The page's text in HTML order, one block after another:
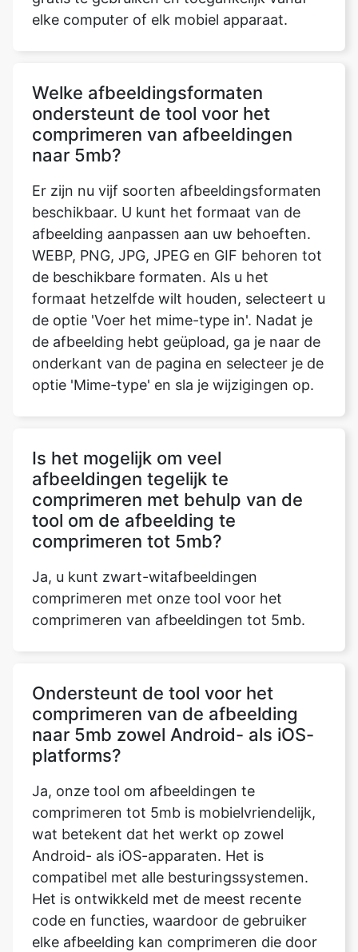
Welke afbeeldingsformaten
naar 5mb?
Er zijn nu vijf soorten afbeeldingsformaten
beschikbaar. U kunt het formaat van de
WEBP, PNG, JPG, JPEG en GIF behoren tot
de beschikbare formaten. Als u het
formaat hetzelfde wilt houden, selecteert u
de optie 'Voer het mime-type in'. Nadat je
de afbeelding hebt geüpload, ga je naar de
onderkant van de pagina en selecteer je de
optie 'Mime-type' en sla je wijzigingen op.
Is het mogelijk om veel
tool om de afbeelding te
comprimeren tot 5mb?
Ja, u kunt zwart-witafbeeldingen
comprimeren met onze tool voor het
Ondersteunt de tool voor het
platforms?
Ja, onze tool om afbeeldingen te
comprimeren tot 5mb is mobielvriendelijk,
Android- als iOS-apparaten. Het is
compatibel met alle besturingssystemen.
Het is ontwikkeld met de meest recente
code en functies, waardoor de gebruiker
elke afbeelding kan comprimeren die door
de gebruiker is ingediend op elk
besturingssysteem, inclusief MAC OS,
Windows en Ubuntu, zolang het apparaat